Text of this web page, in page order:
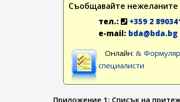
Съобщавайте нежеланите
тел.:
+359 2
e-mail: bda@bda.bg
Онлайн:
специалисти
Приложение 1: Списък на